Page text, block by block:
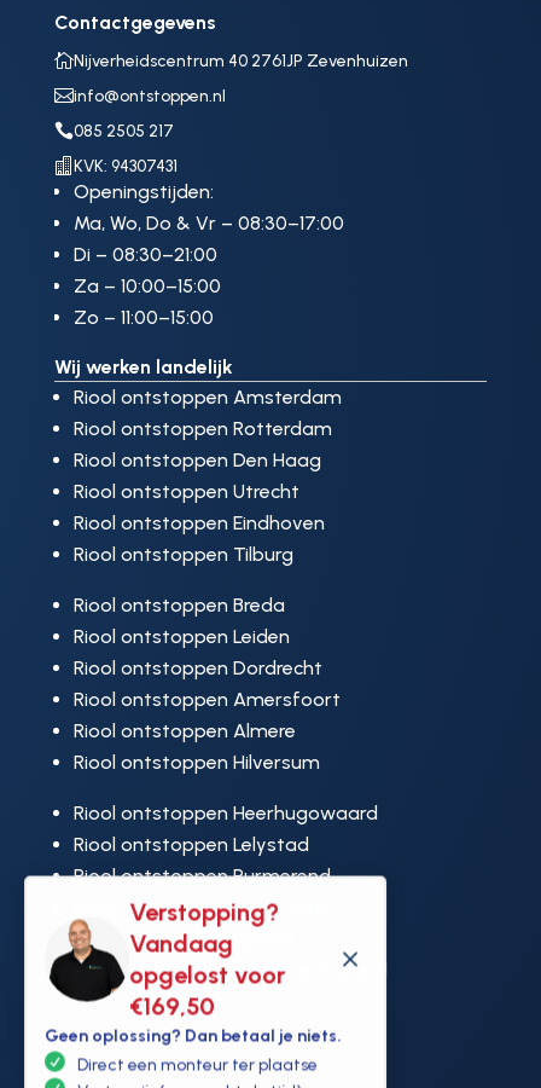
Verstopping?
Vandaag
opgelost voor
€169,50
M
Geen oplossing? Dan betaal je niets.
Direct een monteur ter plaatse
Contactgegevens
Nijverheidscentrum 40 2761JP Zevenhuizen
info@ontstoppen.nl
085 2505 217
 KVK: 94307431
Openingstijden:
Ma, Wo, Do & Vr – 08:30–17:00
Di – 08:30–21:00
Za – 10:00–15:00
Zo – 11:00–15:00
Wij werken landelijk
Riool ontstoppen Amsterdam
Riool ontstoppen Rotterdam
Riool ontstoppen Den Haag
Riool ontstoppen Utrecht
Riool ontstoppen Eindhoven
Riool ontstoppen Tilburg
Riool ontstoppen Breda
Riool ontstoppen Leiden
Riool ontstoppen Dordrecht
Riool ontstoppen Amersfoort
Riool ontstoppen Almere
Riool ontstoppen Hilversum
Riool ontstoppen Heerhugowaard
Riool ontstoppen Lelystad
Riool ontstoppen Purmerend
Riool ontstoppen Ridderkerk
Riool ontstoppen Rijswijk
Riool ontstoppen Hoek van Holland